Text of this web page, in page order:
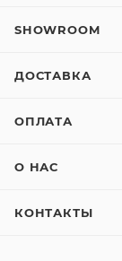
SHOWROOM
ДОСТАВКА
ОПЛАТА
О НАС
КОНТАКТЫ